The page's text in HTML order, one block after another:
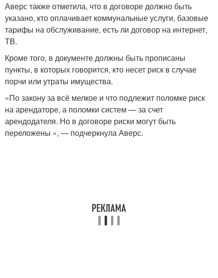
Аверс также отметила, что в договоре должно быть
указано, кто оплачивает коммунальные услуги, базовые
тарифы на обслуживание, есть ли договор на интернет,
ТВ.
Кроме того, в документе должны быть прописаны
пункты, в которых говорится, кто несет риск в случае
порчи или утраты имущества.
«По закону за всё мелкое и что подлежит поломке риск
на арендаторе, а поломки систем — за счет
арендодателя. Но в договоре риски могут быть
переложены », — подчеркнула Аверс.